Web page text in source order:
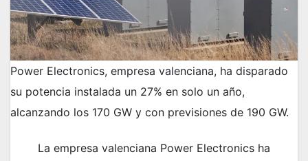
Power Electronics, empresa valenciana, ha disparado
su potencia instalada un 27% en solo un año,
alcanzando los 170 GW y con previsiones de 190 GW.
La empresa valenciana Power Electronics ha